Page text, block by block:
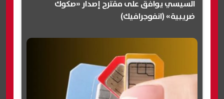
السيسي يوافق على مقترح إصدار «صكوك
ضريبية» (انفوجرافيك)